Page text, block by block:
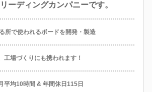
ーディングカンパニーです。
所で使われるボードを開発・製造
工場づくりにも携われます！
平均10時間 & 年間休日115日